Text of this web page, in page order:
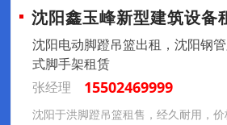
沈阳鑫玉峰新型建筑设备
沈阳电动脚蹬吊篮出租，沈阳钢
式脚手架租赁
张经理
15502469999
沈阳于洪脚蹬吊篮租售，经久耐用，